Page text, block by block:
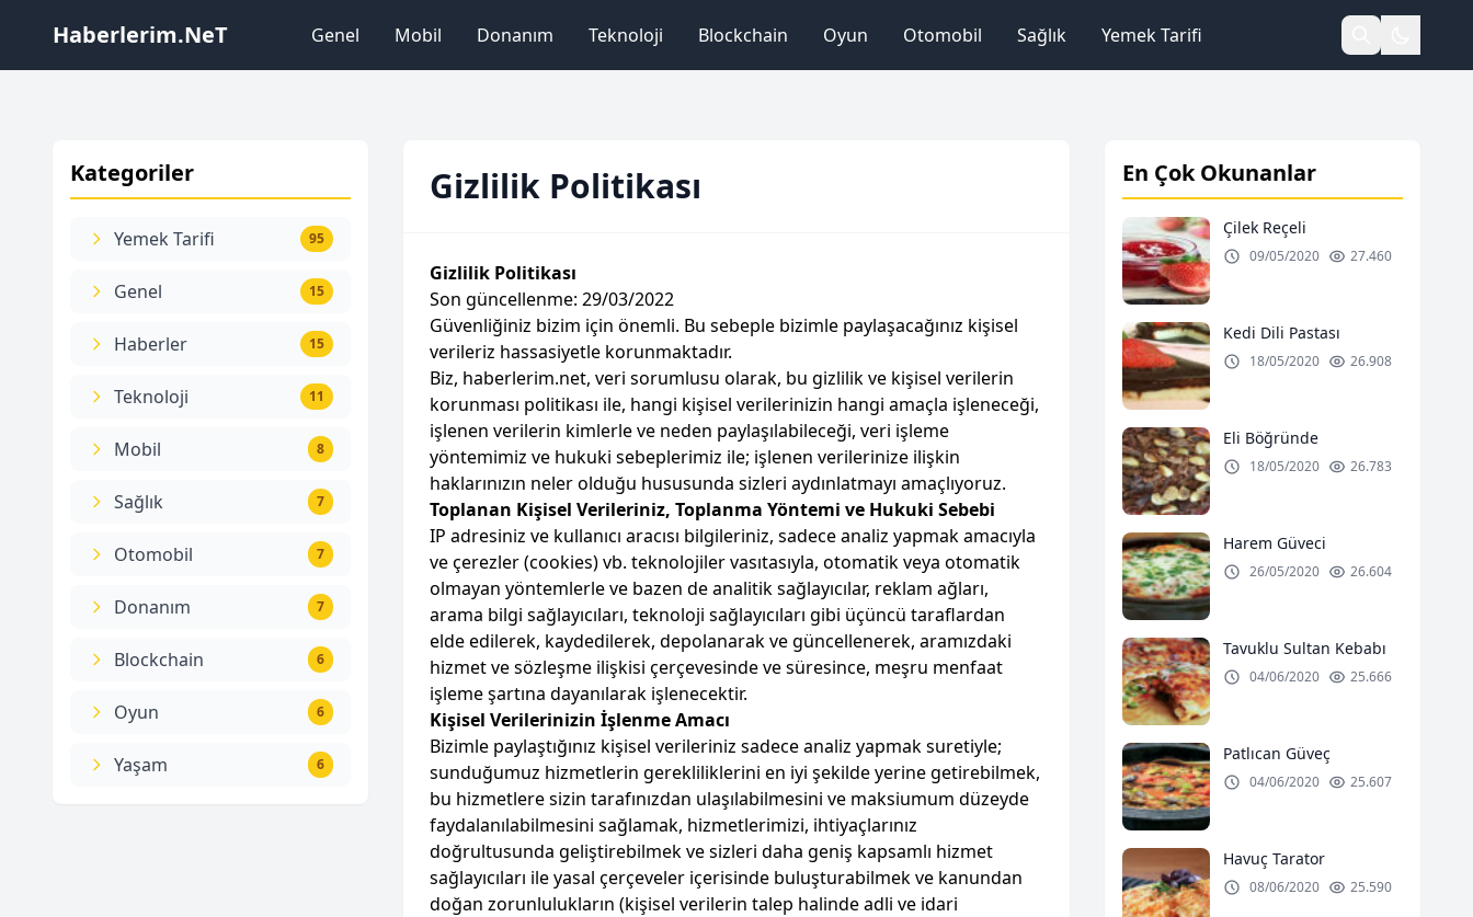
Haberlerim.NeT Genel Mobil Donanım Teknoloji Blockchain Oyun Otomobil Sağlık Yemek Tarifi
Kategoriler
Yemek Tarifi 95
Genel 15
Haberler 15
Teknoloji 11
Mobil 8
Sağlık 7
Otomobil 7
Donanım 7
Blockchain 6
Oyun 6
Yaşam 6
Gizlilik Politikası
Gizlilik Politikası
Son güncellenme: 29/03/2022
Güvenliğiniz bizim için önemli. Bu sebeple bizimle paylaşacağınız kişisel
verileriz hassasiyetle korunmaktadır.
Biz, haberlerim.net, veri sorumlusu olarak, bu gizlilik ve kişisel verilerin
korunması politikası ile, hangi kişisel verilerinizin hangi amaçla işleneceği,
işlenen verilerin kimlerle ve neden paylaşılabileceği, veri işleme
yöntemimiz ve hukuki sebeplerimiz ile; işlenen verilerinize ilişkin
haklarınızın neler olduğu hususunda sizleri aydınlatmayı amaçlıyoruz.
Toplanan Kişisel Verileriniz, Toplanma Yöntemi ve Hukuki Sebebi
IP adresiniz ve kullanıcı aracısı bilgileriniz, sadece analiz yapmak amacıyla
ve çerezler (cookies) vb. teknolojiler vasıtasıyla, otomatik veya otomatik
olmayan yöntemlerle ve bazen de analitik sağlayıcılar, reklam ağları,
arama bilgi sağlayıcıları, teknoloji sağlayıcıları gibi üçüncü taraflardan
elde edilerek, kaydedilerek, depolanarak ve güncellenerek, aramızdaki
hizmet ve sözleşme ilişkisi çerçevesinde ve süresince, meşru menfaat
işleme şartına dayanılarak işlenecektir.
Kişisel Verilerinizin İşlenme Amacı
Bizimle paylaştığınız kişisel verileriniz sadece analiz yapmak suretiyle;
sunduğumuz hizmetlerin gerekliliklerini en iyi şekilde yerine getirebilmek,
bu hizmetlere sizin tarafınızdan ulaşılabilmesini ve maksiumum düzeyde
faydalanılabilmesini sağlamak, hizmetlerimizi, ihtiyaçlarınız
doğrultusunda geliştirebilmek ve sizleri daha geniş kapsamlı hizmet
sağlayıcıları ile yasal çerçeveler içerisinde buluşturabilmek ve kanundan
doğan zorunlulukların (kişisel verilerin talep halinde adli ve idari
En Çok Okunanlar
Çilek Reçeli
09/05/2020 27.460
Kedi Dili Pastası
18/05/2020 26.908
Eli Böğründe
18/05/2020 26.783
Harem Güveci
26/05/2020 26.604
Tavuklu Sultan Kebabı
04/06/2020 25.666
Patlıcan Güveç
04/06/2020 25.607
Havuç Tarator
08/06/2020 25.590